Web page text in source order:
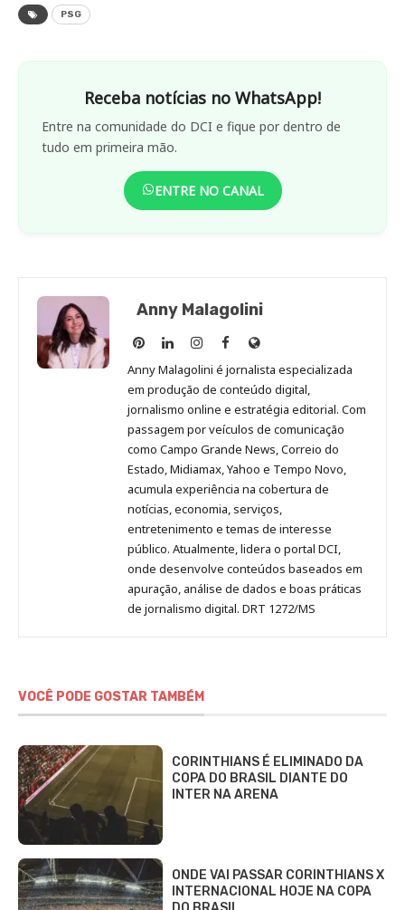
PSG
Receba notícias no WhatsApp!
Entre na comunidade do DCI e fique por dentro de
tudo em primeira mão.
ENTRE NO CANAL
Anny Malagolini
Anny
Malagolini
no
Pinterest
Anny
Malagolini
no
LinkedIn
Anny
Malagolini
no
Instagram
Anny
Malagolini
no
Facebook
Site
de
Anny
Malagolini
Anny Malagolini é jornalista especializada
em produção de conteúdo digital,
jornalismo online e estratégia editorial. Com
passagem por veículos de comunicação
como Campo Grande News, Correio do
Estado, Midiamax, Yahoo e Tempo Novo,
acumula experiência na cobertura de
notícias, economia, serviços,
entretenimento e temas de interesse
público. Atualmente, lidera o portal DCI,
onde desenvolve conteúdos baseados em
apuração, análise de dados e boas práticas
de jornalismo digital. DRT 1272/MS
VOCÊ PODE GOSTAR TAMBÉM
CORINTHIANS É ELIMINADO DA
COPA DO BRASIL DIANTE DO
INTER NA ARENA
ONDE VAI PASSAR CORINTHIANS X
INTERNACIONAL HOJE NA COPA